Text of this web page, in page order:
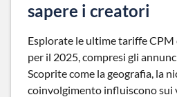
sapere i creatori
Esplorate le ultime tariffe CPM
per il 2025, compresi gli
Scoprite come la geografia, la
coinvolgimento influiscono sui